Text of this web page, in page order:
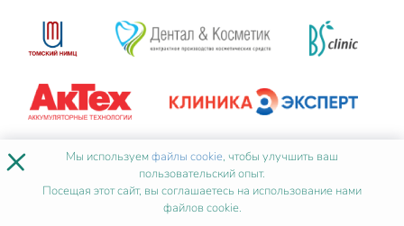
× Мы используемфайлы cookie, чтобы улучшить ваш
пользовательский опыт.
Посещая этот сайт, вы соглашаетесь на использование нами
файлов cookie.